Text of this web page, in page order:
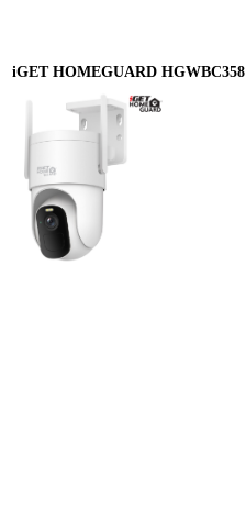
iGET HOMEGUARD HGWBC358